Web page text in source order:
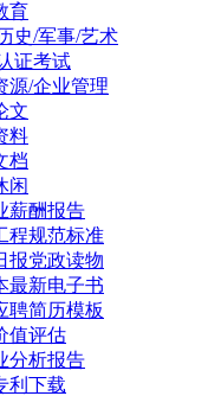
育
史/军事/艺术
证考试
源/企业管理
文
料
档
闲
薪酬报告
程规范标准
报党政读物
最新电子书
聘简历模板
值评估
分析报告
利下载